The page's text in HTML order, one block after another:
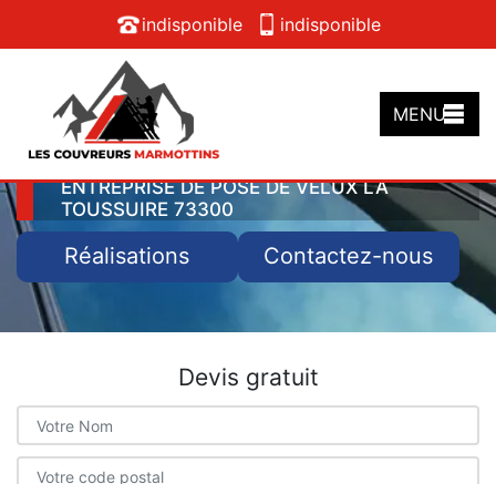
indisponible indisponible
MENU
ENTREPRISE DE POSE DE VELUX LA
TOUSSUIRE 73300
Réalisations Contactez-nous
Devis gratuit